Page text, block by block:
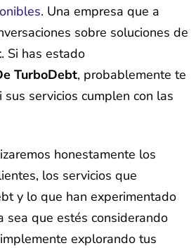
Una empresa que a
sobre soluciones de
. Si has estado
TurboDebt, probablemente te
servicios cumplen con las
honestamente los
los servicios que
y lo que han experimentado
sea que estés considerando
explorando tus